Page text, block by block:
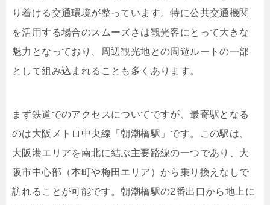
り着ける交通環境が整っています。特に公共交通機関
を活用する場合のスムーズさは観光客にとって大きな
魅力となっており、周辺観光地との周遊ルートの一部
として組み込まれることも多くあります。
まず鉄道でのアクセスについてですが、最寄駅となる
のは大阪メトロ中央線「朝潮橋駅」です。この駅は、
大阪港エリアを南北に結ぶ主要路線の一つであり、大
阪市中心部（本町や梅田エリア）から乗り換えなしで
訪れることが可能です。朝潮橋駅の2番出口から地上に